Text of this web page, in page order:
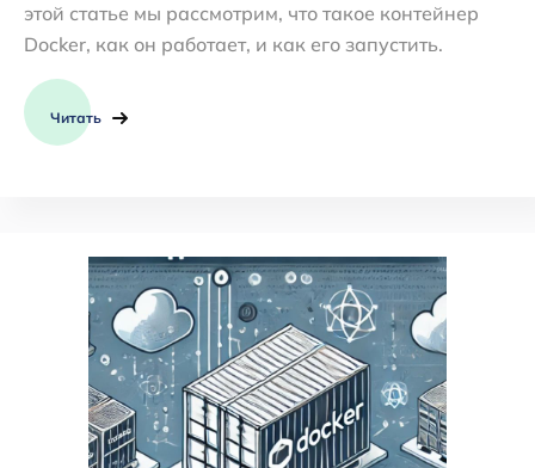
этой статье мы рассмотрим, что такое контейнер
Docker, как он работает, и как его запустить.
Читать